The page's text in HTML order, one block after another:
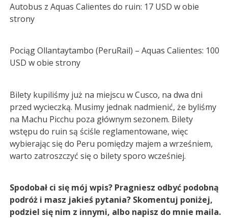
Autobus z Aquas Calientes do ruin: 17 USD w obie
strony
Pociąg Ollantaytambo (PeruRail) – Aquas Calientes: 100
USD w obie strony
Bilety kupiliśmy już na miejscu w Cusco, na dwa dni
przed wycieczką. Musimy jednak nadmienić, że byliśmy
na Machu Picchu poza głównym sezonem. Bilety
wstępu do ruin są ściśle reglamentowane, więc
wybierając się do Peru pomiędzy majem a wrześniem,
warto zatroszczyć się o bilety sporo wcześniej.
Spodobał ci się mój wpis? Pragniesz odbyć podobną
podróż i masz jakieś pytania? Skomentuj poniżej,
podziel się nim z innymi, albo napisz do mnie maila.